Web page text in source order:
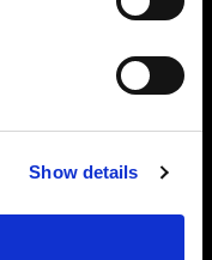
Show details
rendimiento
grandes
consistencia